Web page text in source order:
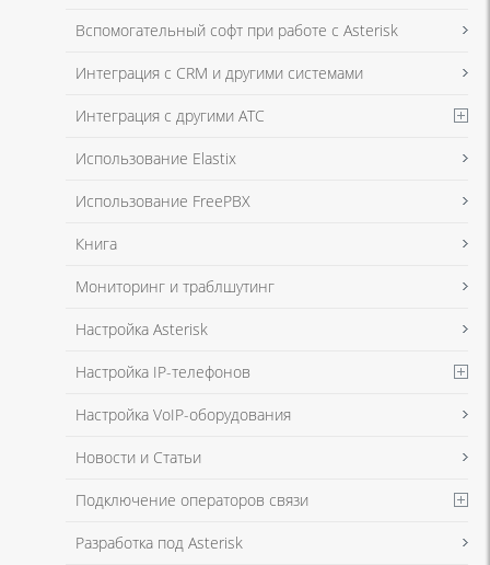
Вспомогательный софт при работе с Asterisk
Интеграция с CRM и другими системами
Интеграция с другими АТС
Использование Elastix
Использование FreePBX
Книга
Мониторинг и траблшутинг
Настройка Asterisk
Настройка IP-телефонов
Настройка VoIP-оборудования
Новости и Статьи
Подключение операторов связи
Разработка под Asterisk